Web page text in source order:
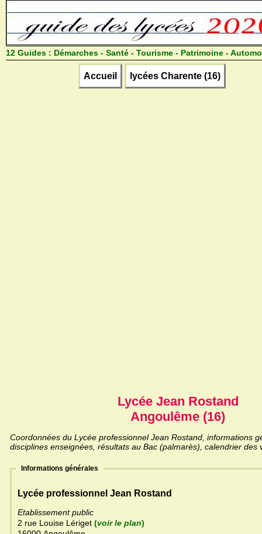
12 Guides : Démarches - Santé - Tourisme - Patrimoine -
Accueil lycées Charente (16)
Lycée Jean Rostand
Angoulême (16)
Coordonnées du Lycée professionnel Jean Rostand, informations
disciplines enseignées, résultats au Bac (palmarès), calendrier des
Informations générales
Lycée professionnel Jean Rostand
Etablissement public
2 rue Louise Lériget (voir le plan)